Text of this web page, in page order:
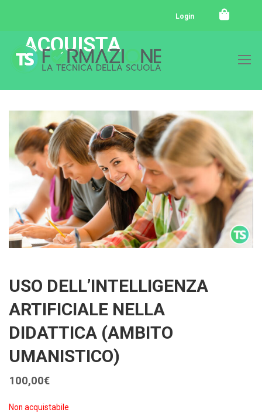
Login
ACQUISTA
USO DELL’INTELLIGENZA
ARTIFICIALE NELLA
DIDATTICA (AMBITO
UMANISTICO)
100,00€
Non acquistabile